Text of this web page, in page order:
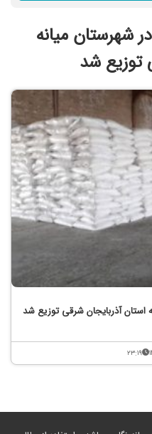
شهرستان میانه
توزیع شد
۲۳:۱۹